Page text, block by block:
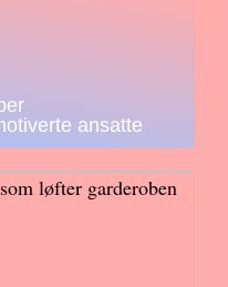
ansatte